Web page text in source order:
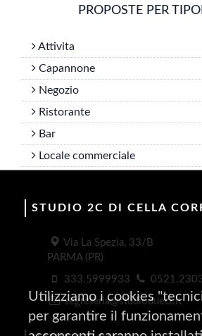
PROPOSTE PER
Attivita
Capannone
Negozio
Ristorante
Bar
Locale commerciale
STUDIO 2C DI CELLA
Via La Spezia, 33/B
PARMA (PR)
333.5999933
segreteria@studiodueci.it
Utilizziamo i cookies
per garantire il